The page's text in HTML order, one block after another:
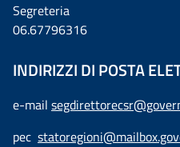
Segreteria
06.67796316
INDIRIZZI DI POSTA
e-mail
pec